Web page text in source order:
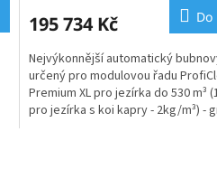
je
z
5
hvězdiček.
195 734 Kč Do
Nejvýkonnější automatický
určený pro modulovou řadu
Premium XL pro jezírka do 530 m³
pro jezírka s koi kapry - 2kg/m³) -